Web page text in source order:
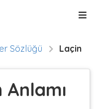
Sözlüğü Laçin